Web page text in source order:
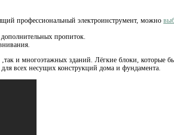
профессиональный электроинструмент, можно
дополнительных пропиток.
и многоэтажных зданий. Лёгкие блоки,
всех несущих конструкций дома и фундамента.